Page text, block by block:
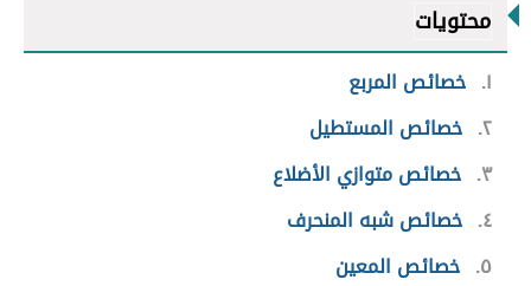
محتويات
١ خصائص المربع
٢ خصائص المستطيل
٣ خصائص متوازي الأضلاع
٤ خصائص شبه المنحرف
٥ خصائص المعين